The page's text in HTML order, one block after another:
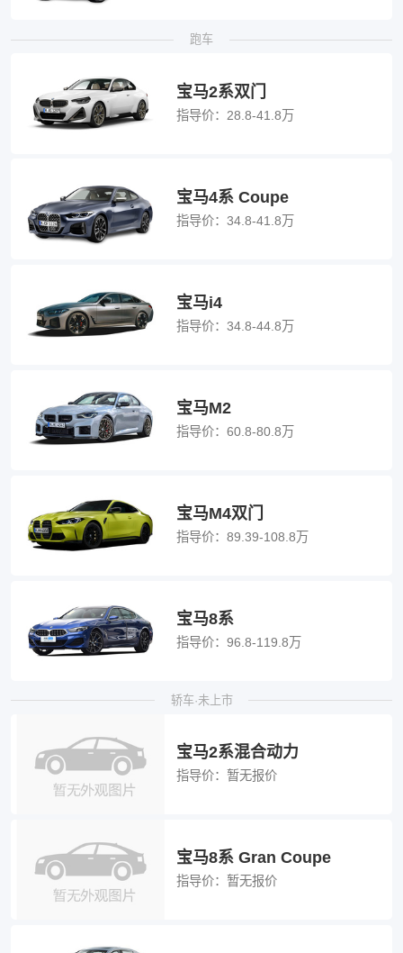
跑车
宝马2系双门
指导价： 28.8-41.8万
宝马4系 Coupe
指导价： 34.8-41.8万
宝马i4
指导价： 34.8-44.8万
宝马M2
指导价： 60.8-80.8万
宝马M4双门
指导价： 89.39-108.8万
宝马8系
指导价： 96.8-119.8万
轿车·未上市
宝马2系混合动力
指导价： 暂无报价
宝马8系 Gran Coupe
指导价： 暂无报价